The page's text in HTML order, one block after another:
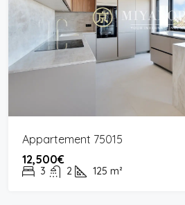
Appartement 75015
12,500€
3 2 125 m²